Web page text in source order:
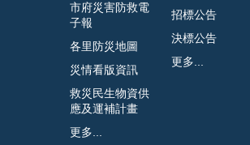
市府災害防救電
子報
各里防災地圖
災情看版資訊
救災民生物資供
應及運補計畫
更多...
招標公告
決標公告
更多...